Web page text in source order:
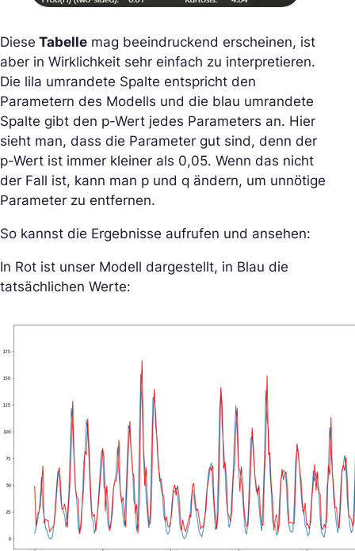
Diese Tabelle mag beeindruckend erscheinen, ist
aber in Wirklichkeit sehr einfach zu interpretieren.
Die lila umrandete Spalte entspricht den
Parametern des Modells und die blau umrandete
Spalte gibt den p-Wert jedes Parameters an. Hier
sieht man, dass die Parameter gut sind, denn der
p-Wert ist immer kleiner als 0,05. Wenn das nicht
der Fall ist, kann man p und q ändern, um unnötige
Parameter zu entfernen.
So kannst die Ergebnisse aufrufen und ansehen:
In Rot ist unser Modell dargestellt, in Blau die
tatsächlichen Werte: